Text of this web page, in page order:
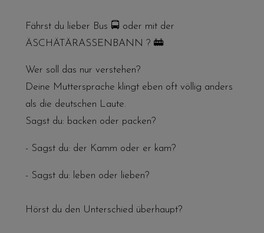
Fährst du lieber Bus 🚍 oder mit der
ÄSCHÄTÄRASSENBANN ? 🚋
Wer soll das nur verstehen?
Deine Muttersprache klingt eben oft völlig anders
als die deutschen Laute.
Sagst du: backen oder packen?
- Sagst du: der Kamm oder er kam?
- Sagst du: leben oder lieben?
Hörst du den Unterschied überhaupt?